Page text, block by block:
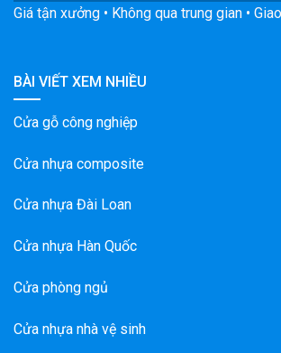
Giá tận xưởng • Không qua trung gian •
BÀI VIẾT XEM NHIỀU
Cửa gỗ công nghiệp
Cửa nhựa composite
Cửa nhựa Đài Loan
Cửa nhựa Hàn Quốc
Cửa phòng ngủ
Cửa nhựa nhà vệ sinh